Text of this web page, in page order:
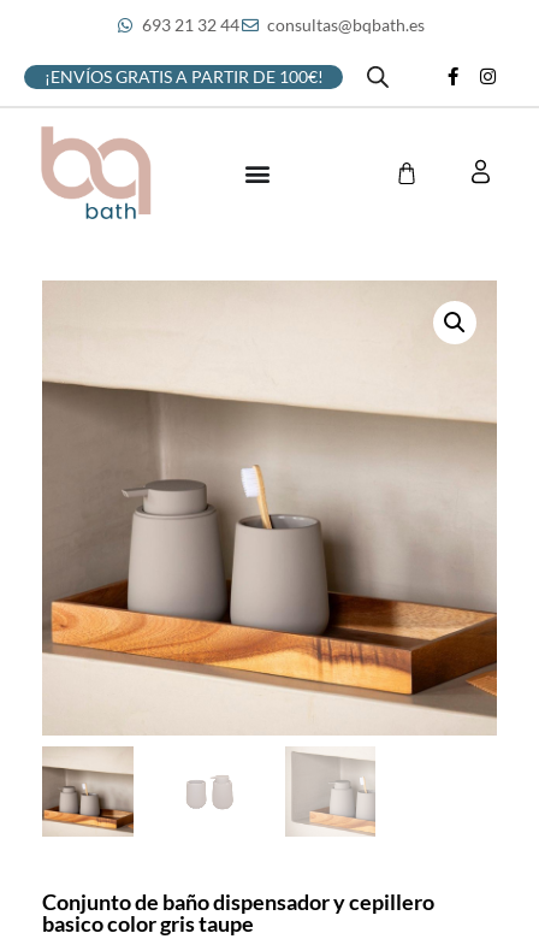
693 21 32 44 consultas@bqbath.es
¡ENVÍOS GRATIS A PARTIR DE 100€!
Conjunto de baño dispensador y cepillero
basico color gris taupe